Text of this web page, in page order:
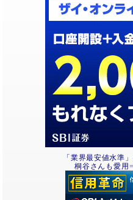
「業界最安値水準
桐谷さんも愛用